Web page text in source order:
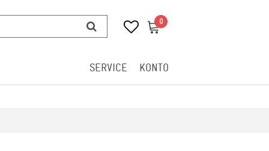
0 0
SERVICE KONTO